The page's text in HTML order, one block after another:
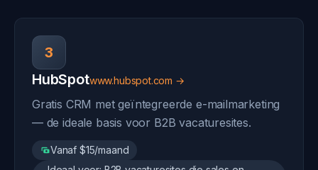
3
HubSpotwww.hubspot.com →
Gratis CRM met geïntegreerde e-mailmarketing
— de ideale basis voor B2B vacaturesites.
Vanaf $15/maand